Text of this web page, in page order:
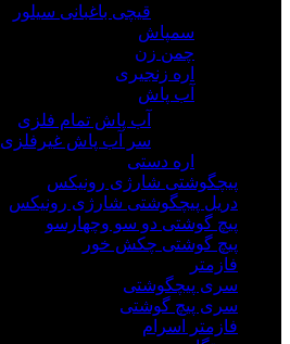
قیچی باغبانی سیلور
سمپاش
چمن زن
اره زنجیری
آب پاش
آب پاش تمام فلزی
سر آب پاش غیرفلزی
اره دستی
پیچگوشتی شارژی رونیکس
دریل پیچگوشتی شارژی رونیکس
پیچ گوشتی دو سو وچهارسو
پیچ گوشتی چکش خور
فازمتر
سری پیچگوشتی
سری پیچ گوشتی
فازمتر اسرام